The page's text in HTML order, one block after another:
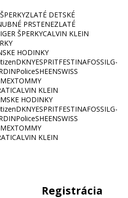
ZLATÉ DETSKÉ
PRSTENEZLATÉ
ŠPERKYCALVIN KLEIN
HODINKY
DKNYESPRITFESTINAFOSSILG-
PoliceSHEENSWISS
TOMMY
CALVIN KLEIN
HODINKY
DKNYESPRITFESTINAFOSSILG-
PoliceSHEENSWISS
TOMMY
CALVIN KLEIN
Registrácia